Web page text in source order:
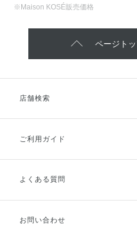
※Maison KOSÉ販売価格
ページト
店舗検索
ご利用ガイド
ご利用ガイドトップ
お支払方法
よくある質問
お問い合わせ